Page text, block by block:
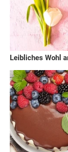
Leibliches Wohl